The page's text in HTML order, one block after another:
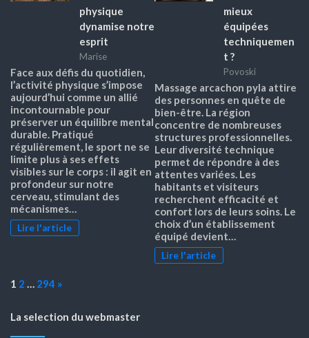
physique
dynamise notre
esprit
Marise
Face aux défis du quotidien,
l’activité physique s’impose
aujourd’hui comme un allié
incontournable pour
préserver un équilibre mental
durable. Pratiqué
régulièrement, le sport ne se
limite plus à ses effets
visibles sur le corps : il agit en
profondeur sur notre
cerveau, stimulant des
mécanismes…
Lire l'article
mieux
équipées
techniquemen
t ?
Povoski
Massage arcachon pyla attire
des personnes en quête de
bien-être. La région
concentre de nombreuses
structures professionnelles.
Leur diversité technique
permet de répondre à des
attentes variées. Les
habitants et visiteurs
recherchent efficacité et
confort lors de leurs soins. Le
choix d’un établissement
équipé devient…
Lire l'article
Page:
1 2 … 294 Next
»
La selection du webmaster